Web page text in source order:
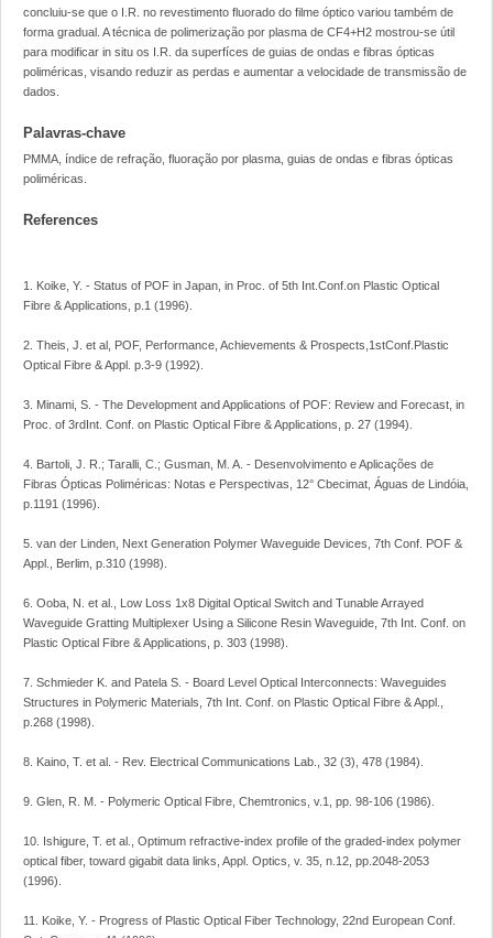
concluiu-se que o I.R. no revestimento fluorado do filme óptico variou também de
forma gradual. A técnica de polimerização por plasma de CF4+H2 mostrou-se útil
para modificar in situ os I.R. da superfíces de guias de ondas e fibras ópticas
poliméricas, visando reduzir as perdas e aumentar a velocidade de transmissão de
dados.
Palavras-chave
PMMA, índice de refração, fluoração por plasma, guias de ondas e fibras ópticas
poliméricas.
References
1. Koike, Y. - Status of POF in Japan, in Proc. of 5th Int.Conf.on Plastic Optical
Fibre & Applications, p.1 (1996).
2. Theis, J. et al, POF, Performance, Achievements & Prospects,1stConf.Plastic
Optical Fibre & Appl. p.3-9 (1992).
3. Minami, S. - The Development and Applications of POF: Review and Forecast, in
Proc. of 3rdInt. Conf. on Plastic Optical Fibre & Applications, p. 27 (1994).
4. Bartoli, J. R.; Taralli, C.; Gusman, M. A. - Desenvolvimento e Aplicações de
Fibras Ópticas Poliméricas: Notas e Perspectivas, 12° Cbecimat, Águas de Lindóia,
p.1191 (1996).
5. van der Linden, Next Generation Polymer Waveguide Devices, 7th Conf. POF &
Appl., Berlim, p.310 (1998).
6. Ooba, N. et al., Low Loss 1x8 Digital Optical Switch and Tunable Arrayed
Waveguide Gratting Multiplexer Using a Silicone Resin Waveguide, 7th Int. Conf. on
Plastic Optical Fibre & Applications, p. 303 (1998).
7. Schmieder K. and Patela S. - Board Level Optical Interconnects: Waveguides
Structures in Polymeric Materials, 7th Int. Conf. on Plastic Optical Fibre & Appl.,
p.268 (1998).
8. Kaino, T. et al. - Rev. Electrical Communications Lab., 32 (3), 478 (1984).
9. Glen, R. M. - Polymeric Optical Fibre, Chemtronics, v.1, pp. 98-106 (1986).
10. Ishigure, T. et al., Optimum refractive-index profile of the graded-index polymer
optical fiber, toward gigabit data links, Appl. Optics, v. 35, n.12, pp.2048-2053
(1996).
11. Koike, Y. - Progress of Plastic Optical Fiber Technology, 22nd European Conf.